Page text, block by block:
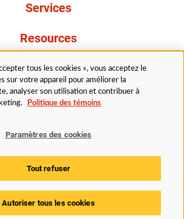
Services
Resources
À propos de nous
confidentialité
Politique d’accessibilité
témoins
Paramètres des cookies
Technologies. Tous droits réservés.
tous les cookies », vous acceptez le
sur votre appareil pour améliorer la
analyser son utilisation et contribuer à
Politique des témoins
Paramètres des cookies
Tout refuser
Autoriser tous les cookies